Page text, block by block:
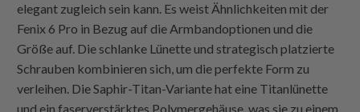
elegant zugleich sein kann. Es weist Ähnlichkeiten mit der
Fenix 6 Pro in Bezug auf die Armbandoptionen und die
Größe auf. Die schlanke Lünette und strategisch platzierte
Schrauben kombinieren sich, um die perfekte Form zu
verleihen. Die Saphir-Titan-Variante hat eine Titanlünette
und ein faserverstärktes Polymergehäuse, was sie zu einem